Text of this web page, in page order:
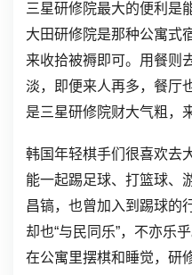
三星研修院最大的便利是
大田研修院是那种公寓式
来收拾被褥即可。用餐则
淡，即便来人再多，餐厅
是三星研修院财大气粗，
韩国年轻棋手们很喜欢去
能一起踢足球、打篮球、
昌镐，也曾加入到踢球的
却也“与民同乐”，不亦乐
在公寓里摆棋和睡觉，研